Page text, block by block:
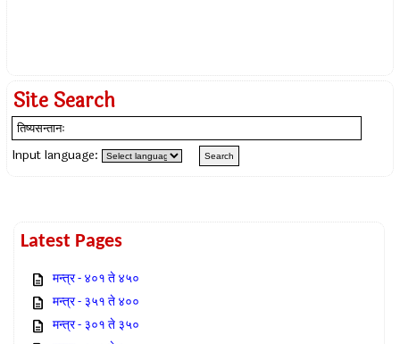
Site Search
Input language:
Latest Pages
मन्त्र - ४०१ ते ४५०
मन्त्र - ३५१ ते ४००
मन्त्र - ३०१ ते ३५०